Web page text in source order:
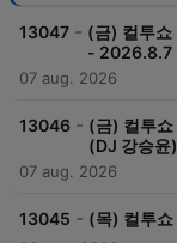
13047 - (금) 컬투쇼
- 2026.8.7
07 aug. 2026
13046 - (금) 컬투쇼
(DJ 강승
07 aug. 2026
13045 - (목) 컬투